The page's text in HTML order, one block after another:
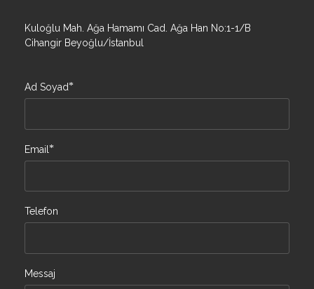
Kuloğlu Mah. Ağa Hamamı Cad. Ağa Han No:1-1/B
Cihangir Beyoğlu/İstanbul
Ad Soyad*
Email *
Telefon
Messaj